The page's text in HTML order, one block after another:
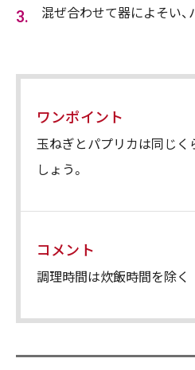
混ぜ合わせて器によそい、
ワンポイント
玉ねぎとパプリカは同じく
しょう。
コメント
調理時間は炊飯時間を除く